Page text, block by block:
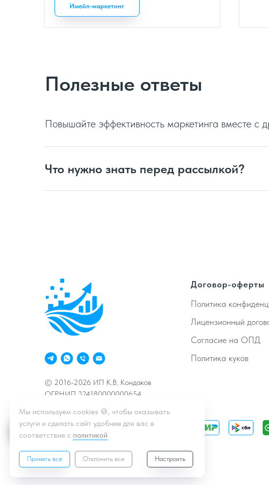
Имейл-маркетинг
Полезные ответы
Повышайте эффективность маркетинга вместе
Что нужно знать перед рассылкой?
© 2016-2026 ИП К.В. Кондаков
ОГРНИП 324180000000654
Договор-оферты
Политика
Лицензионный
Согласие на ОПД
Политика куков
Принимаем к оплате
Мы используем cookies 🍪, чтобы оказывать
услуги и сделать сайт удобнее для вас в
соответствие с политикой
Принять все Отклонить все Настроить